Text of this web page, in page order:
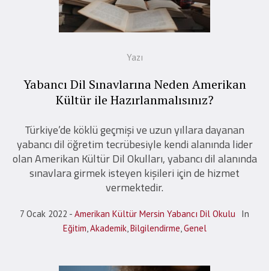
Yazı
Yabancı Dil Sınavlarına Neden Amerikan
Kültür ile Hazırlanmalısınız?
Türkiye’de köklü geçmişi ve uzun yıllara dayanan
yabancı dil öğretim tecrübesiyle kendi alanında lider
olan Amerikan Kültür Dil Okulları, yabancı dil alanında
sınavlara girmek isteyen kişileri için de hizmet
vermektedir.
7 Ocak 2022 Amerikan Kültür Mersin Yabancı Dil Okulu In
Eğitim,Akademik,Bilgilendirme,Genel